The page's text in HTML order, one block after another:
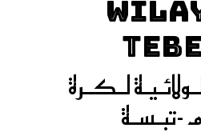
لـكـرة
-تبـسـة